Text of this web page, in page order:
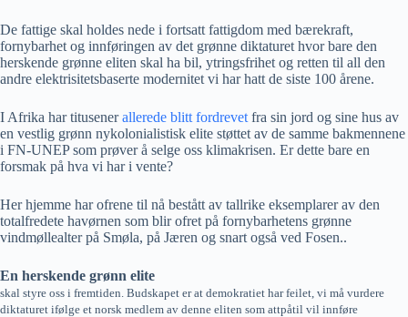
De fattige skal holdes nede i fortsatt fattigdom med bærekraft,
fornybarhet og innføringen av det grønne diktaturet hvor bare den
herskende grønne eliten skal ha bil, ytringsfrihet og retten til all den
andre elektrisitetsbaserte modernitet vi har hatt de siste 100 årene.
I Afrika har titusenerallerede blitt fordrevet fra sin jord og sine hus av
en vestlig grønn nykolonialistisk elite støttet av de samme bakmennene
i FN-UNEP som prøver å selge oss klimakrisen. Er dette bare en
forsmak på hva vi har i vente?
Her hjemme har ofrene til nå bestått av tallrike eksemplarer av den
totalfredete havørnen som blir ofret på fornybarhetens grønne
vindmøllealter på Smøla, på Jæren og snart også ved Fosen..
En herskende grønn elite
skal styre oss i fremtiden. Budskapet er at demokratiet har feilet, vi må vurdere
diktaturet ifølge et norsk medlem av denne eliten som attpåtil vil innføre